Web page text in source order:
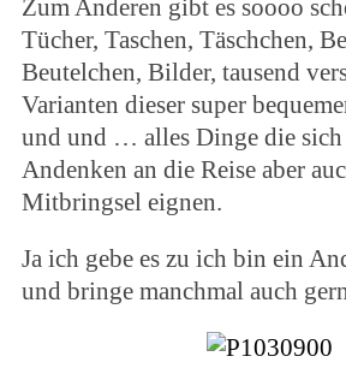
Zum Anderen gibt es soooo
Tücher, Taschen, Täschchen,
Beutelchen, Bilder, tausend
Varianten dieser super
und und … alles Dinge die sich
Andenken an die Reise aber
Mitbringsel eignen.
Ja ich gebe es zu ich bin ein
und bringe manchmal auch